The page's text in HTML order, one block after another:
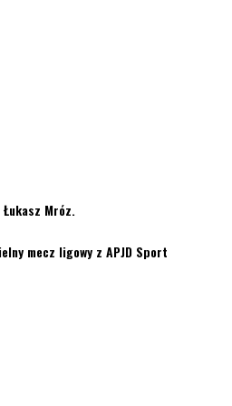
Mróz.
mecz ligowy z APJD Sport